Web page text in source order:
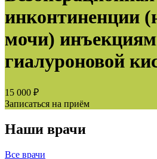
инконтиненции
мочи)
гиалуроновой
15 000 ₽
Записаться на приём
Наши врачи
Все врачи